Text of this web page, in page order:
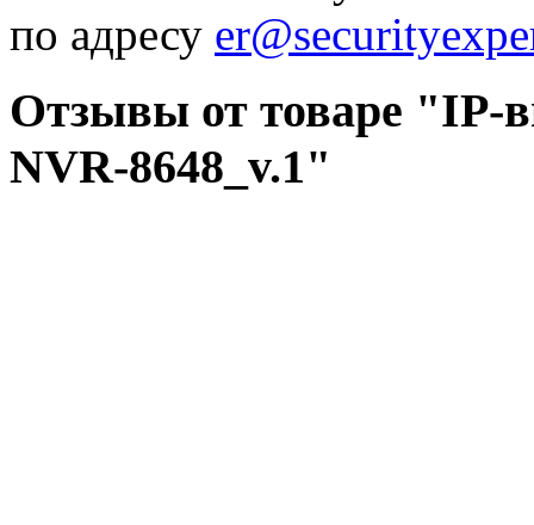
по адресу
Отзывы от товаре "IP-
NVR-8648_v.1"